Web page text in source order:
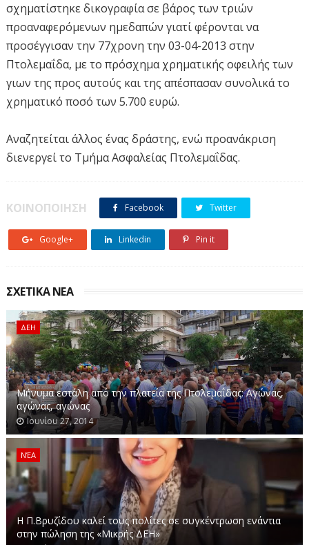
σχηματίστηκε δικογραφία σε βάρος των τριών
προαναφερόμενων ημεδαπών γιατί φέρονται να
προσέγγισαν την 77χρονη την 03-04-2013 στην
Πτολεμαΐδα, με το πρόσχημα χρηματικής οφειλής των
γιων της προς αυτούς και της απέσπασαν συνολικά το
χρηματικό ποσό των 5.700 ευρώ.
Αναζητείται άλλος ένας δράστης, ενώ προανάκριση
διενεργεί το Τμήμα Ασφαλείας Πτολεμαΐδας.
ΚΟΙΝΟΠΟΙΗΣΗ Facebook Twitter
Google+ Linkedin Pin it
ΣΧΕΤΙΚΑ ΝΕΑ
ΔΕΗ
Μήνυμα εστάλη από την πλατεία της Πτολεμαΐδας: Αγώνας,
αγώνας, αγώνας
Ιουνίου 27, 2014
ΝΈΑ
Η Π.Βρυζίδου καλεί τους πολίτες σε συγκέντρωση ενάντια
στην πώληση της «Μικρής ΔΕΗ»